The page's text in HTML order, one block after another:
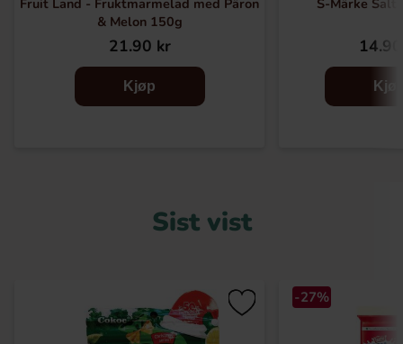
& Melon 150g
21.90 kr
Kjøp
Sist vist
-27%